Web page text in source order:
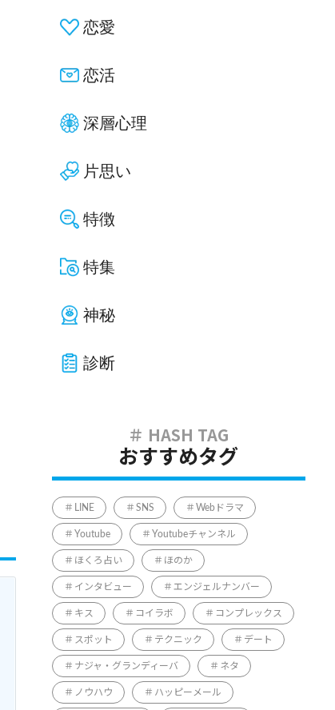
恋愛
恋活
深層心理
片思い
特徴
特集
神秘
診断
おすすめタグ
LINE SNS Webドラマ
Youtube Youtubeチャンネル
ほくろ占い ほのか
インタビュー エンジェルナンバー
キス コイラボ コンプレックス
スポット テクニック デート
ナジャ・グランディーバ ネタ
ノウハウ ハッピーメール